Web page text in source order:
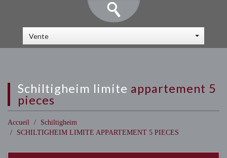
Vente
schiltigheim limite appartement 5
pieces
Accueil
Schiltigheim
SCHILTIGHEIM LIMITE APPARTEMENT 5 PIECES